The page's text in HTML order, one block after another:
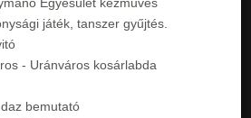
játék, tanszer gyűjtés.
- Uránváros kosárlabda
bemutató